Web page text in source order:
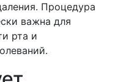
Процедура
важна для
рта и